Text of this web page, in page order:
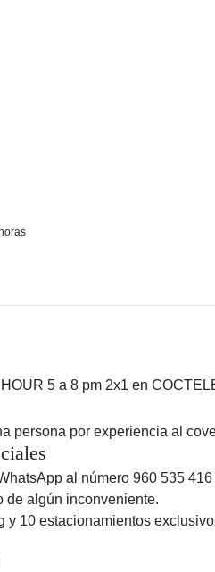
5 a 8 pm 2x1 en
persona por experiencia al
al número 960 535
de algún inconveniente.
y 10 estacionamientos